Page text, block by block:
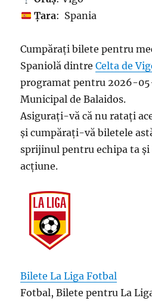
Țara: Spania
Cumpărați bilete pentru
Spaniolă dintreCelta de
programat pentru 2026-
Municipal de Balaidos.
Asigurați-vă că nu ratați
și cumpărați-vă biletele
sprijinul pentru echipa ta
acțiune.
Bilete La Liga Fotbal
Fotbal, Bilete pentru La